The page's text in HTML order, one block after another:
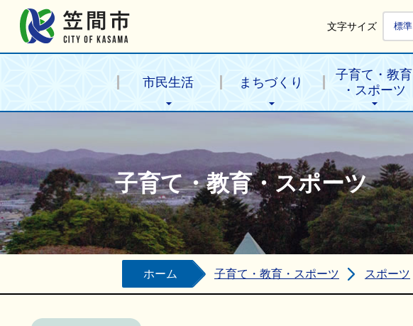
文字サイズ 標準
市民生活 まちづくり
子育て・教育
・スポーツ
子育て・教育・スポーツ
ホーム 子育て・教育・スポーツ スポーツ